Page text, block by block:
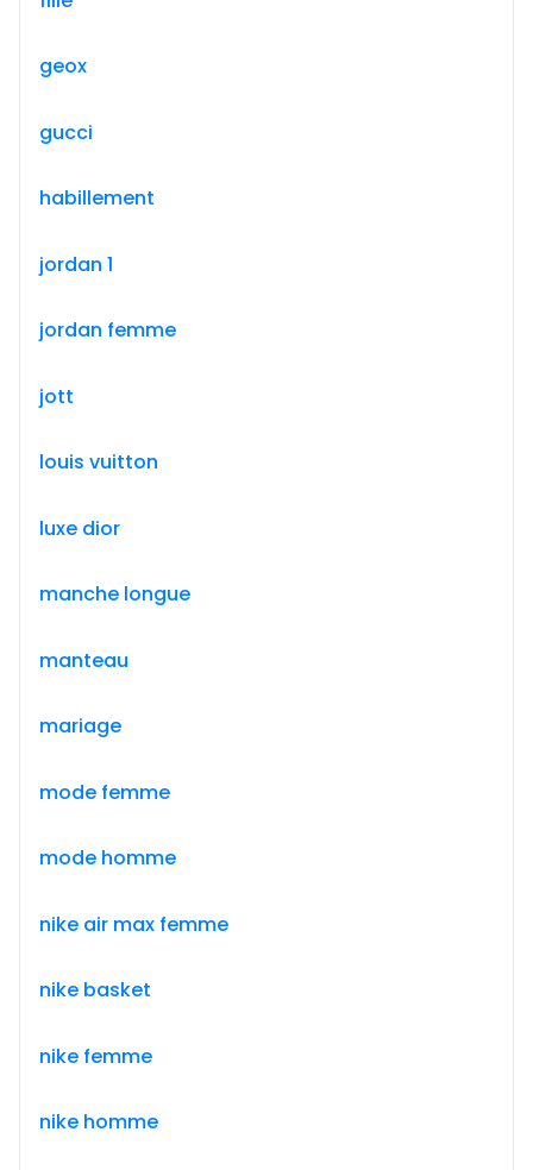
geox
gucci
habillement
jordan 1
jordan femme
jott
louis vuitton
luxe dior
manche longue
manteau
mariage
mode femme
mode homme
nike air max femme
nike basket
nike femme
nike homme